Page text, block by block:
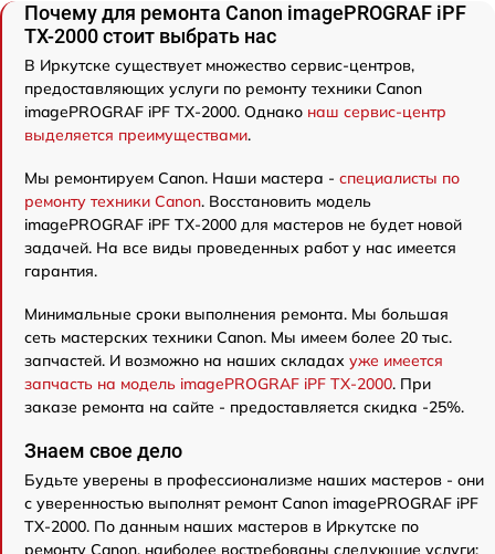
Почему для ремонта Canon imagePROGRAF iPF
TX-2000 стоит выбрать нас
В Иркутске существует множество сервис-центров,
предоставляющих услуги по ремонту техники Canon
imagePROGRAF iPF TX-2000. Однако наш сервис-центр
выделяется преимуществами.
Мы ремонтируем Canon. Наши мастера - специалисты по
ремонту техники Canon. Восстановить модель
imagePROGRAF iPF TX-2000 для мастеров не будет новой
задачей. На все виды проведенных работ у нас имеется
гарантия.
Минимальные сроки выполнения ремонта. Мы большая
сеть мастерских техники Canon. Мы имеем более 20 тыс.
запчастей. И возможно на наших складах уже имеется
запчасть на модель imagePROGRAF iPF TX-2000. При
заказе ремонта на сайте - предоставляется скидка -25%.
Знаем свое дело
Будьте уверены в профессионализме наших мастеров - они
с уверенностью выполнят ремонт Canon imagePROGRAF iPF
TX-2000. По данным наших мастеров в Иркутске по
ремонту Canon, наиболее востребованы следующие услуги: